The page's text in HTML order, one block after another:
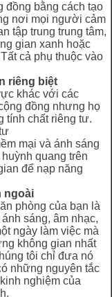
đồng bằng cách tạo
nơi mọi người cảm
tập trung trung tâm,
gian xanh hoặc
cả phụ thuộc vào
riêng biệt
khác với các
đồng nhưng họ
tính chất riêng tư.
mại và ánh sáng
quang trên
để nạp năng
ngoài
phòng của bạn là
sáng, âm nhạc,
ngày làm việc mà
không gian nhất
tôi chỉ đưa nó
những nguyên tắc
nghiệm của